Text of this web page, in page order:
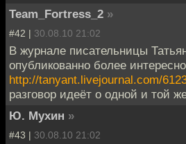
Team_Fortress_2 »
#42 | 30.08.10 21:02
В журнале писательницы
опубликованно более
http://tanyant.livejournal.com/
разговор идеёт о одной и той
Ю. Мухин »
#43 | 30.08.10 21:02